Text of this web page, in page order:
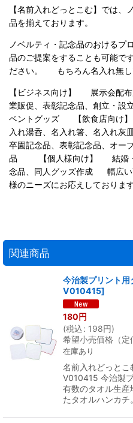
【名前入れどっとこむ】では
品を揃えております。
ノベルティ・記念品のおけるプ
品のご提案をすることも可能で
ださい。 もちろん名入れ無し
【ビジネス向け】 展示会配布
業販促、表彰記念品、創立・設
ベントグッズ 【飲食店向け
入れ湯呑、名入れ箸、名入
卒園記念品、表彰記念品、オー
品 【個人様向け】 結婚・
念品、同人グッズ作成 幅広い
様のニーズにお応えしております
関連商品
今治製プリント用
V010415]
180円
(税込: 198円)
希望小売価格（定
在庫あり
名前入れどっと
V010415 今治製
有数のタオル生
たタオルハンカ